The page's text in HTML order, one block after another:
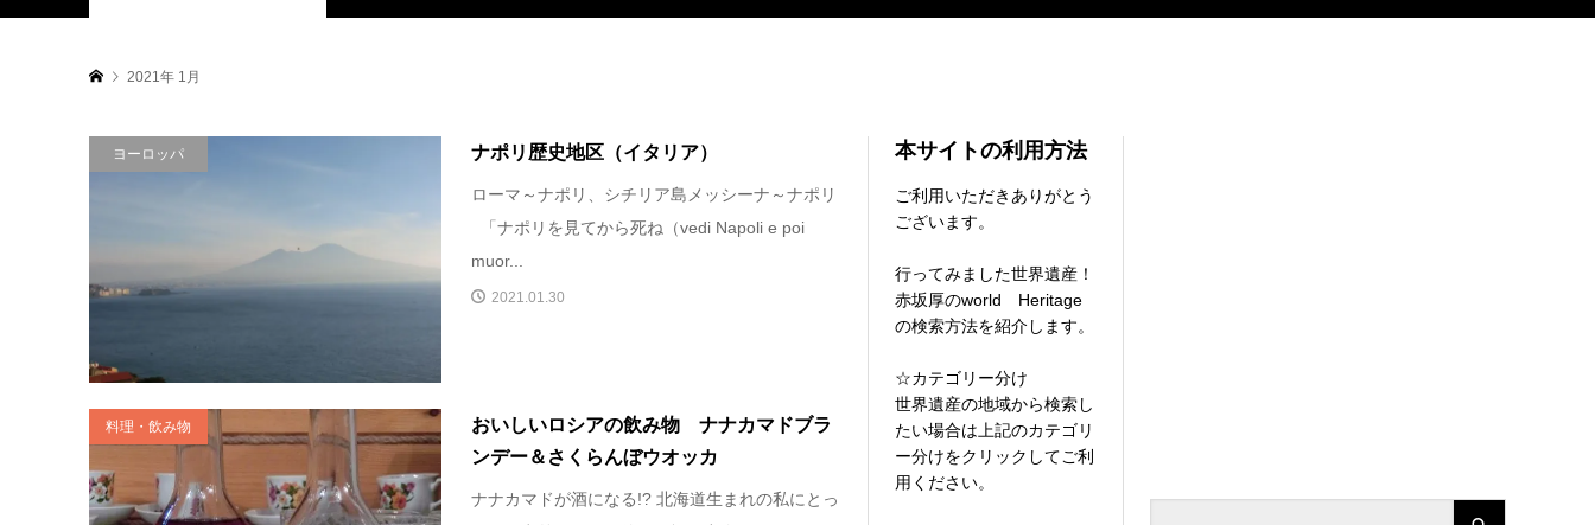
2021年 1月
ヨーロッパ ナポリ歴史地区（イタリア）
ローマ～ナポリ、シチリア島メッシーナ～ナポリ
「ナポリを見てから死ね（vedi Napoli e poi
muor...
2021.01.30
料理・飲み物
おいしいロシアの飲み物 ナナカマドブラ
ンデー＆さくらんぼウオッカ
ナナカマドが酒になる!? 北海道生まれの私にとっ
本サイトの利用方法
ご利用いただきありがとう
ございます。
行ってみました世界遺産！
赤坂厚のworld Heritage
の検索方法を紹介します。
☆カテゴリー分け
世界遺産の地域から検索し
たい場合は上記のカテゴリ
ー分けをクリックしてご利
用ください。